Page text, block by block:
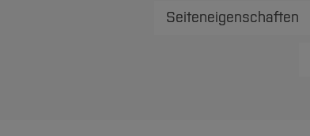
Seiteneigenschaften